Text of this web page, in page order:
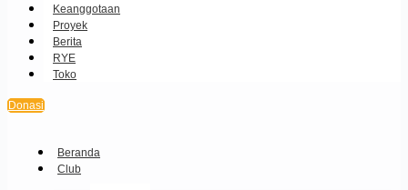
Keanggotaan
Proyek
Berita
RYE
Toko
Donasi
Beranda
Club